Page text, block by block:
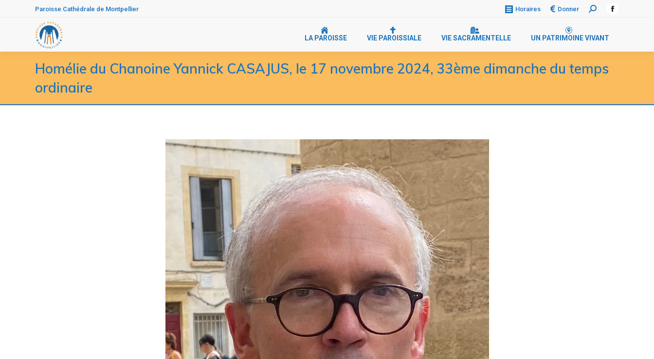
Paroisse Cathédrale de Montpellier Horaires Donner
LA PAROISSE VIE PAROISSIALE VIE SACRAMENTELLE UN PATRIMOINE VIVANT
Homélie du Chanoine Yannick CASAJUS, le 17 novembre 2024, 33ème dimanche du temps
ordinaire